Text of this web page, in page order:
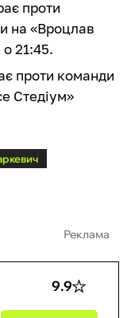
проти
на «Вроцлав
21:45.
проти команди
Стедіум»
Реклама
9.9